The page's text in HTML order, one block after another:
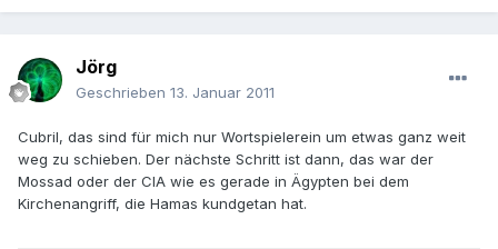
Jörg
Geschrieben 13. Januar 2011
Cubril, das sind für mich nur Wortspielerein um etwas ganz weit
weg zu schieben. Der nächste Schritt ist dann, das war der
Mossad oder der CIA wie es gerade in Ägypten bei dem
Kirchenangriff, die Hamas kundgetan hat.